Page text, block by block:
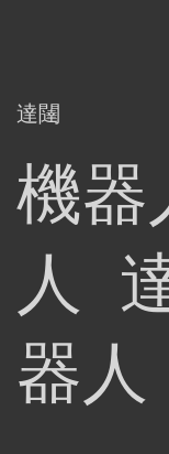
達闥
機器
人
器人